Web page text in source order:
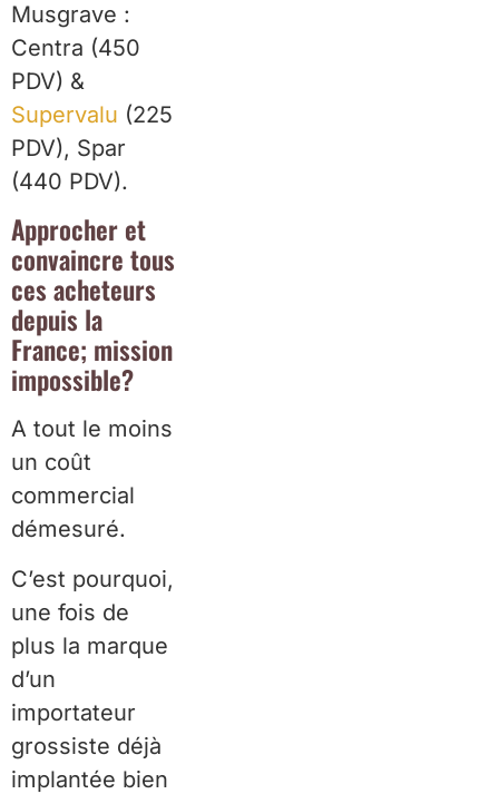
Musgrave :
Centra (450
PDV) &
Supervalu (225
PDV), Spar
(440 PDV).
Approcher et
convaincre tous
ces acheteurs
depuis la
France; mission
impossible?
A tout le moins
un coût
commercial
démesuré.
C’est pourquoi,
une fois de
plus la marque
d’un
importateur
grossiste déjà
implantée bien